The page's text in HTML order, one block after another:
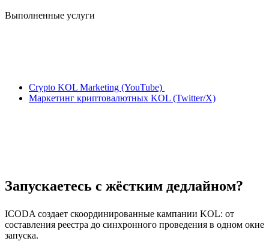
Выполненные услуги
Crypto KOL Marketing (YouTube)
Маркетинг криптовалютных KOL (Twitter/X)
Запускаетесь с жёстким дедлайном?
ICODA создает скоординированные кампании KOL: от
составления реестра до синхронного проведения в одном окне
запуска.